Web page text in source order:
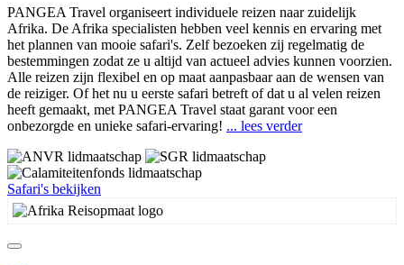
PANGEA Travel organiseert individuele reizen naar zuidelijk
Afrika. De Afrika specialisten hebben veel kennis en ervaring met
het plannen van mooie safari's. Zelf bezoeken zij regelmatig de
bestemmingen zodat ze u altijd van actueel advies kunnen voorzien.
Alle reizen zijn flexibel en op maat aanpasbaar aan de wensen van
de reiziger. Of het nu u eerste safari betreft of dat u al velen reizen
heeft gemaakt, met PANGEA Travel staat garant voor een
onbezorgde en unieke safari-ervaring! ... lees verder
Safari's bekijken